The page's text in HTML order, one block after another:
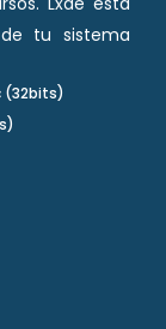
tu sistema
(32bits)